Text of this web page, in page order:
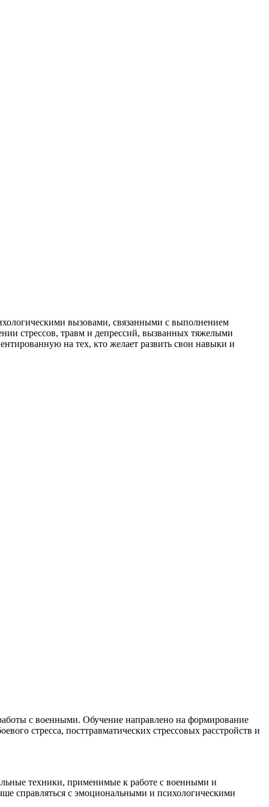
вызовами, связанными с выполнением
стрессов, травм и депрессий, вызванных тяжелыми
на тех, кто желает развить свои навыки и
с военными. Обучение направлено на формирование
стресса, посттравматических стрессовых расстройств и
техники, применимые к работе с военными и
справляться с эмоциональными и психологическими